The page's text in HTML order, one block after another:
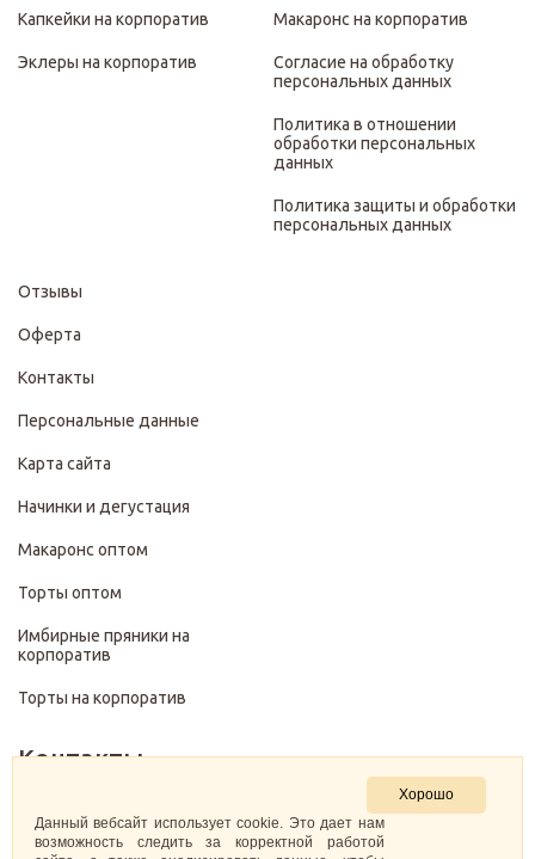
Капкейки на корпоратив
Эклеры на корпоратив
Макаронс на корпоратив
Согласие на обработку
персональных данных
Политика в отношении
обработки персональных
данных
Политика защиты и обработки
персональных данных
Отзывы
Оферта
Контакты
Персональные данные
Карта сайта
Начинки и дегустация
Макаронс оптом
Торты оптом
Имбирные пряники на
корпоратив
Торты на корпоратив
Контакты
+7 (499) 322-28-29
Хорошо
Данный вебсайт использует cookie. Это дает нам
возможность следить за корректной работой